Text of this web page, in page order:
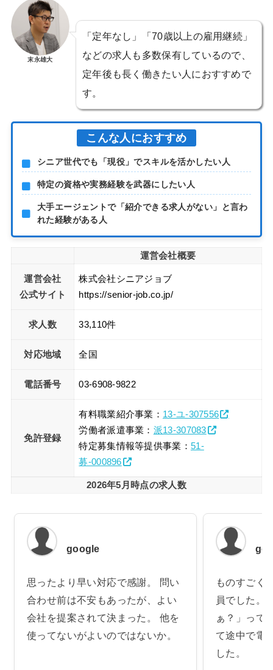
末永雄大
「定年なし」「70歳以上の雇用継続」
などの求人も多数保有しているので、
定年後も長く働きたい人におすすめで
す。
こんな人におすすめ
シニア世代でも「現役」でスキルを活かしたい人
特定の資格や実務経験を武器にしたい人
大手エージェントで「紹介できる求人がない」と言わ
れた経験がある人
運営会社概要
運営会社
公式サイト
株式会社シニアジョブ
https://senior-job.co.jp/
求人数 33,110件
対応地域 全国
電話番号 03-6908-9822
免許登録
有料職業紹介事業： 13-ユ-307556
労働者派遣事業： 派13-307083
特定募集情報等提供事業： 51-
募-000896
2026年5月時点の求人数
google
思ったより早い対応で感謝。 問い
合わせ前は不安もあったが、よい
会社を提案されて決まった。 他を
使ってないがよいのではないか。
ものすごく
員でした。
ぁ？」って
て途中で電
した。